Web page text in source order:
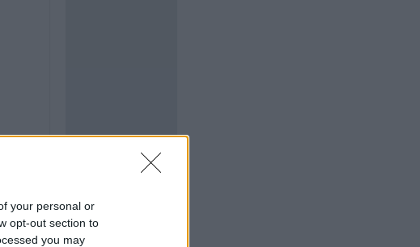
your personal or
opt-out section to
you may